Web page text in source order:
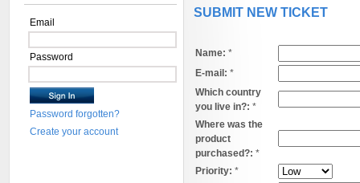
SUBMIT NEW TICKET
Name: *
E-mail: *
Which country
you live in?: *
Where was the
product
purchased?: *
Priority: *
Email
Password
Password forgotten?
Create your account